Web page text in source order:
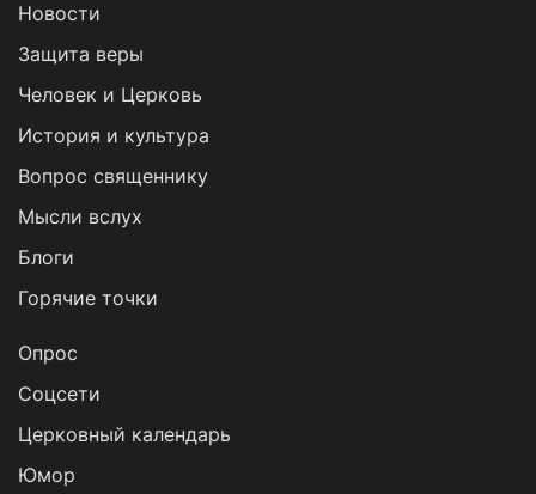
Новости
Защита веры
Человек и Церковь
История и культура
Вопрос священнику
Мысли вслух
Блоги
Горячие точки
Опрос
Cоцсети
Церковный календарь
Юмор